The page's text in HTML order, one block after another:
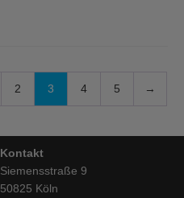
2 3 4 5 →
Kontakt
Siemensstraße 9
50825 Köln